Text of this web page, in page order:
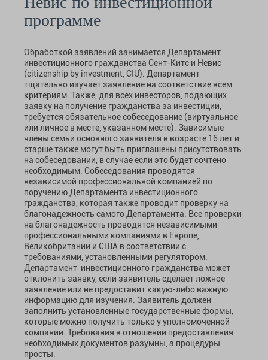
программе
Обработкой заявлений занимается Департамент
инвестиционного гражданства Сент-Китс и Невис
(сitizenship by investment, CIU). Департамент
тщательно изучает заявление на соответствие всем
критериям. Также, для всех инвесторов, подающих
заявку на получение гражданства за инвестиции,
требуется обязательное собеседование (виртуальное
или личное в месте, указанном месте). Зависимые
члены семьи основного заявителя в возрасте 16 лет и
старше также могут быть приглашены присутствовать
на собеседовании, в случае если это будет сочтено
необходимым. Собеседования проводятся
независимой профессиональной компанией по
поручению Департамента инвестиционного
гражданства, которая также проводит проверку на
благонадежность самого Департамента. Все проверки
на благонадежность проводятся независимыми
профессиональными компаниями в Европе,
Великобритании и США в соответствии с
требованиями, установленными регулятором.
Департамент инвестиционного гражданства может
отклонить заявку, если заявитель сделает ложное
заявление или не предоставит какую-либо важную
информацию для изучения. Заявитель должен
заполнить установленные государственные формы,
которые можно получить только у уполномоченной
компании. Требования в отношении предоставления
необходимых документов разумны, а процедуры
просты.